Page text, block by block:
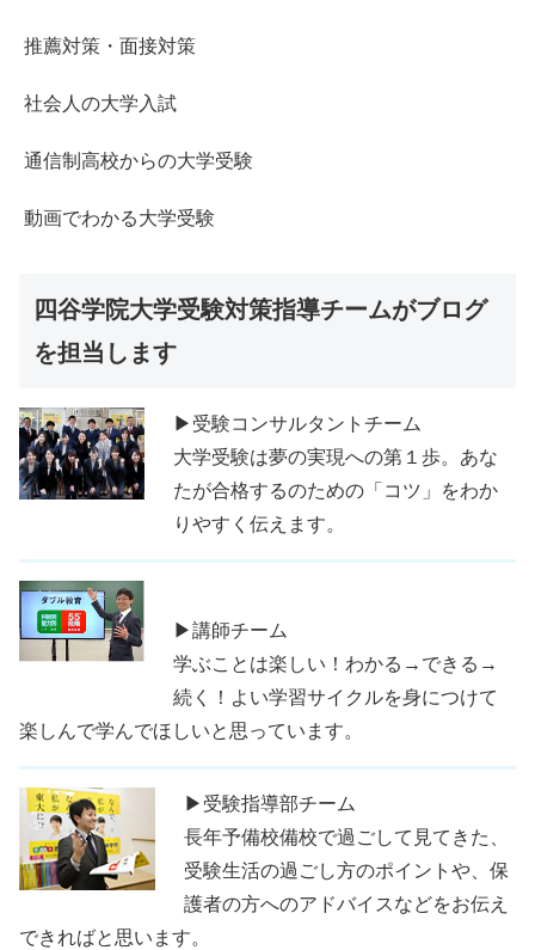
推薦対策・面接対策
社会人の大学入試
通信制高校からの大学受験
動画でわかる大学受験
四谷学院大学受験対策指導チームがブログ
を担当します
▶受験コンサルタントチーム
大学受験は夢の実現への第１歩。あな
たが合格するのための「コツ」をわか
りやすく伝えます。
▶講師チーム
学ぶことは楽しい！わかる→できる→
続く！よい学習サイクルを身につけて
楽しんで学んでほしいと思っています。
▶受験指導部チーム
長年予備校備校で過ごして見てきた、
受験生活の過ごし方のポイントや、保
護者の方へのアドバイスなどをお伝え
できればと思います。